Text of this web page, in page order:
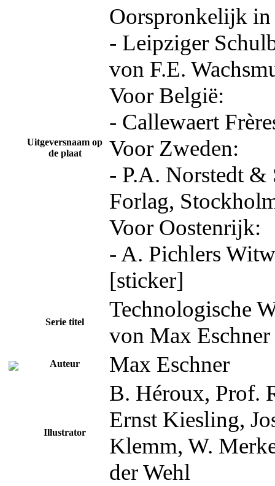
Uitgeversnaam op
de plaat
Oorspronkelijk
- Leipziger
von F.E.
Voor België:
- Callewaert
Voor Zweden:
- P.A. Norstedt &
Forlag,
Voor Oostenrijk:
- A. Pichlers
[sticker]
Serie titel
Technologische
von Max Eschner
Auteur Max Eschner
Illustrator
B. Héroux, Prof.
Ernst Kiesling,
Klemm, W.
der Wehl